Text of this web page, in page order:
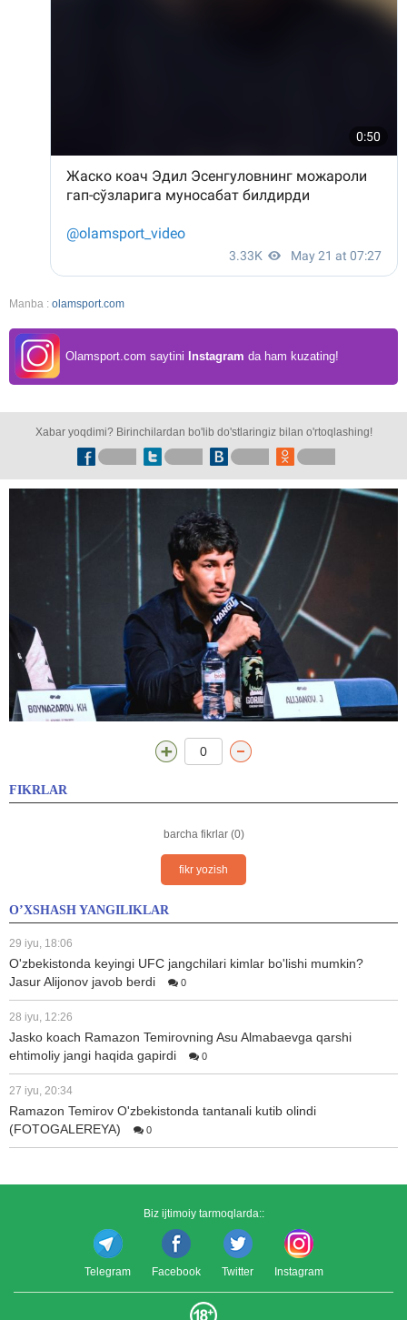
Manba : olamsport.com
Olamsport.com saytini Instagram da ham kuzating!
Xabar yoqdimi? Birinchilardan bo'lib do'stlaringiz bilan o'rtoqlashing!
0
FIKRLAR
barcha fikrlar (0)
fikr yozish
O’XSHASH YANGILIKLAR
29 iyu, 18:06
O'zbekistonda keyingi UFC jangchilari kimlar bo'lishi mumkin?
Jasur Alijonov javob berdi
0
28 iyu, 12:26
Jasko koach Ramazon Temirovning Asu Almabaevga qarshi
ehtimoliy jangi haqida gapirdi
0
27 iyu, 20:34
Ramazon Temirov O'zbekistonda tantanali kutib olindi
(FOTOGALEREYA)
0
Biz ijtimoiy tarmoqlarda::
Telegram Facebook Twitter Instagram